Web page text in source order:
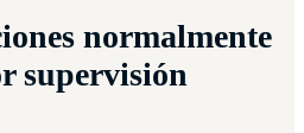
normalmente
supervisión